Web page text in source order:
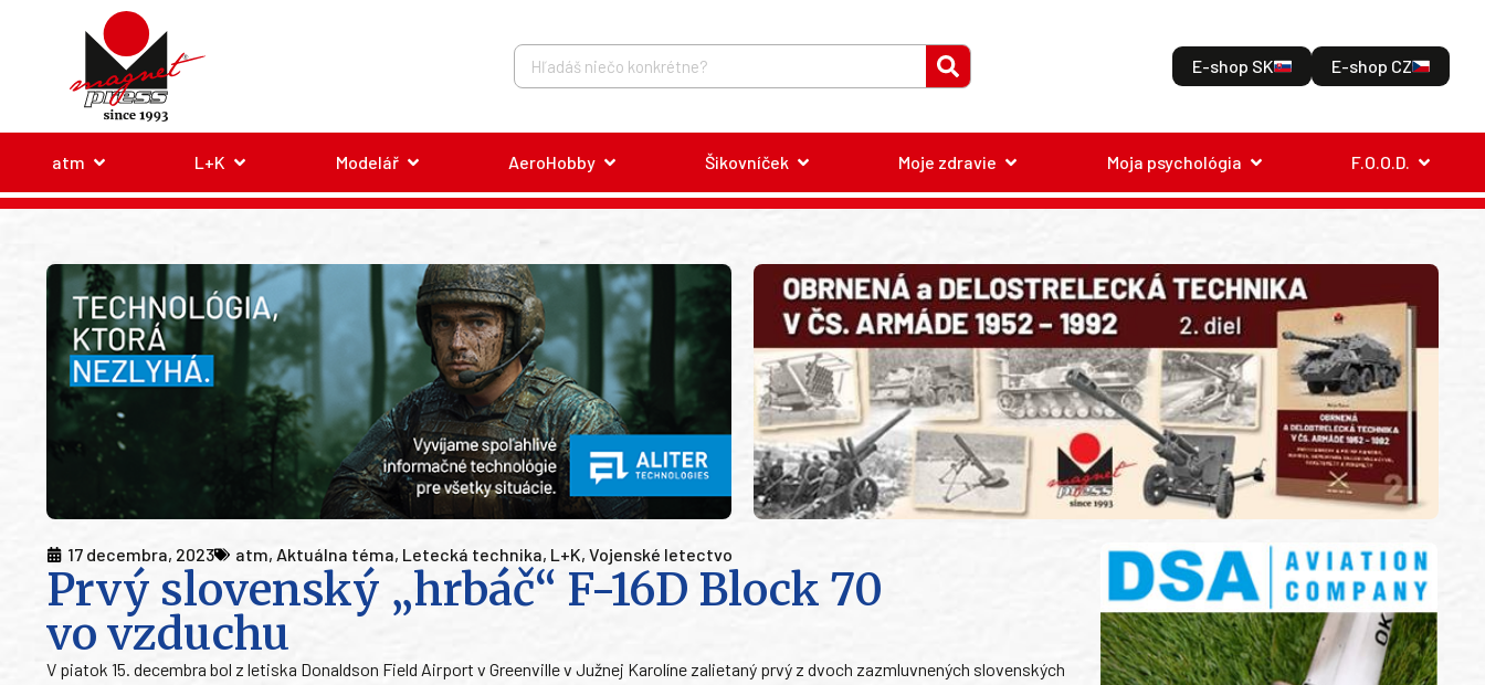
E-shop SK E-shop CZ
atm L+K Modelář AeroHobby Šikovníček Moje zdravie Moja psychológia F.O.O.D.
17 decembra, 2023 atm, Aktuálna téma, Letecká technika, L+K, Vojenské letectvo
Prvý slovenský „hrbáč“ F-16D Block 70
vo vzduchu
V piatok 15. decembra bol z letiska Donaldson Field Airport v Greenville v Južnej Karolíne zalietaný prvý z dvoch zazmluvnených slovenských